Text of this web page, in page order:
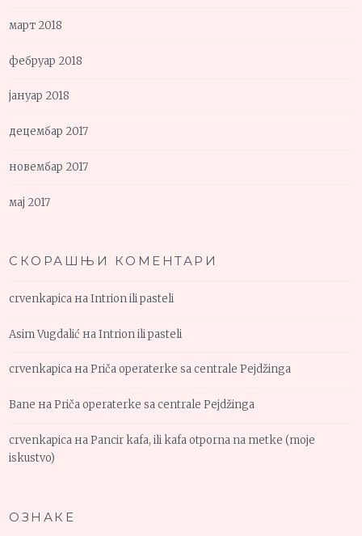
март 2018
фебруар 2018
јануар 2018
децембар 2017
новембар 2017
мај 2017
СКОРАШЊИ КОМЕНТАРИ
crvenkapica наIntrion ili pasteli
Asim Vugdalić наIntrion ili pasteli
crvenkapica наPriča operaterke sa centrale Pejdžinga
Bane наPriča operaterke sa centrale Pejdžinga
crvenkapica наPancir kafa, ili kafa otporna na metke (moje
iskustvo)
ОЗНАКЕ